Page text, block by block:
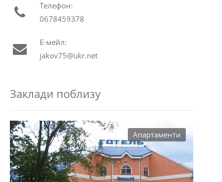
Телефон:
0678459378
Е-мейл:
jakov75@ukr.net
Заклади поблизу
Aпартаменти